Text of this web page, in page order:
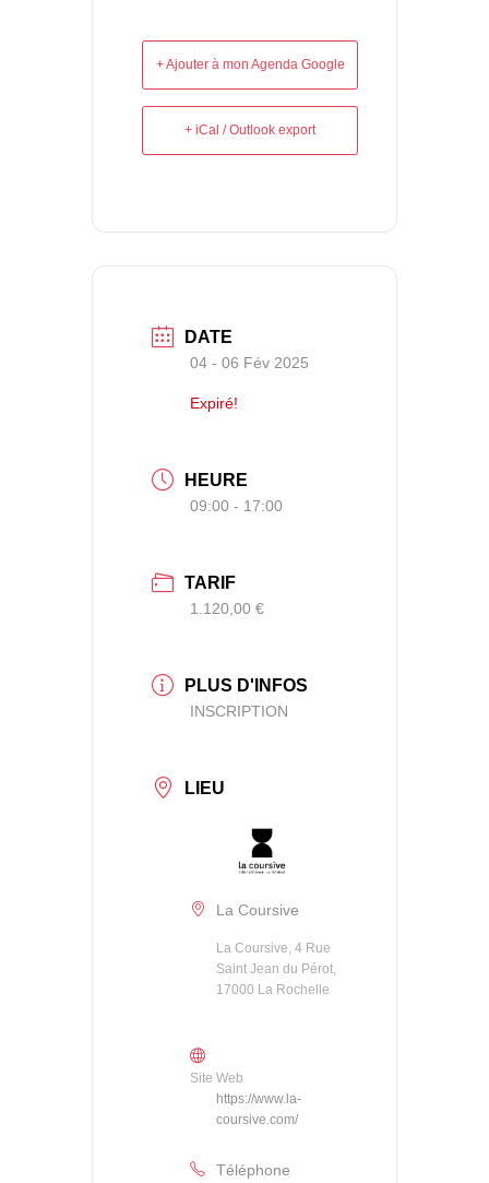
+ Ajouter à mon Agenda Google
+ iCal / Outlook export
DATE
04 - 06 Fév 2025
Expiré!
HEURE
09:00 - 17:00
TARIF
1.120,00 €
PLUS D'INFOS
INSCRIPTION
LIEU
La Coursive
La Coursive, 4 Rue
Saint Jean du Pérot,
17000 La Rochelle
Site Web
https://www.la-
coursive.com/
Téléphone